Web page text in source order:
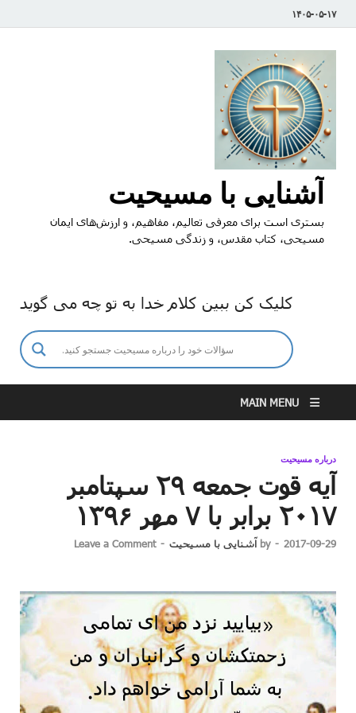
۱۴۰۵-۰۵-۱۷
آشنایی با مسیحیت
بستری است برای معرفی تعالیم، مفاهیم، و ارزش‌های ایمان
مسیحی، کتاب مقدس، و زندگی مسیحی.
کلیک کن ببین کلام خدا به تو چه می گوید
MAIN MENU
درباره مسیحیت
آیه قوت جمعه ۲۹ سپتامبر
۲۰۱۷ برابر با ۷ مهر ۱۳۹۶
2017-09-29
-
by آشنایی با مسیحیت -
Leave a Comment